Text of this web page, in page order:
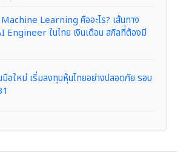
Learning คืออะไร? เส้นทาง
Engineer ในไทย เงินเดือน สกิลที่ต้องมี
อใหม่ เริ่มลงทุนหุ้นไทยอย่างปลอดภัย รอบ